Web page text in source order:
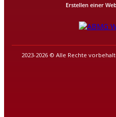
2023-2026 © Alle Rechte
Erstellen einer